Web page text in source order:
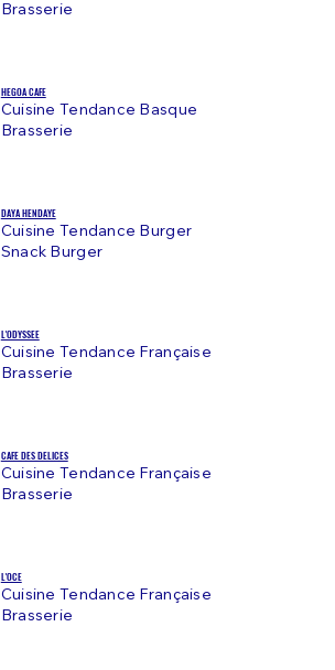
Brasserie
HEGOA CAFE
Cuisine Tendance Basque
Brasserie
DAYA HENDAYE
Cuisine Tendance Burger
Snack Burger
L'ODYSSEE
Cuisine Tendance Française
Brasserie
CAFE DES DELICES
Cuisine Tendance Française
Brasserie
L'OCE
Cuisine Tendance Française
Brasserie